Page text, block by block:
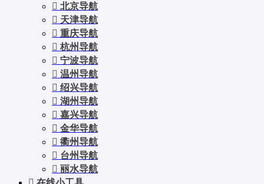
北京导航
天津导航
重庆导航
杭州导航
宁波导航
温州导航
绍兴导航
湖州导航
嘉兴导航
金华导航
衢州导航
台州导航
丽水导航